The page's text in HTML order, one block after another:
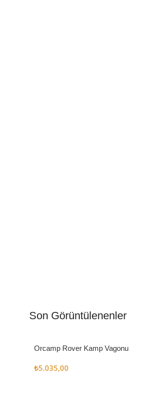
Kampçı Şefler İçin
Son Görüntülenenler
Orcamp Rover Kamp Vagonu
₺5.035,00